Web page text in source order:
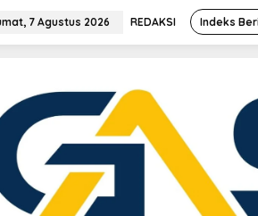
7 Agustus 2026 REDAKSI Indeks